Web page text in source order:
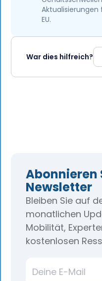
EU.
War dies hilfreich?
Abonnieren
Newsletter
Bleiben Sie auf
monatlichen
Mobilität,
kostenlosen